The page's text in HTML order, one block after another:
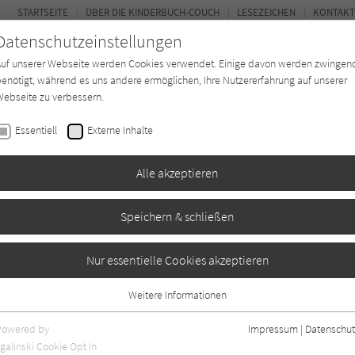
Autor*in Verlage Magazin
STARTSEITE ÜBER DIE KINDERBUCH-COUCH LESEZEICHEN KONTAKT
Mia wird getauft
unserer Webseite werden Cookies verwendet. Einige davon werden
während es uns andere ermöglichen, Ihre Nutzererfahrung auf unserer
zu verbessern.
Essentiell Externe Inhalte
Alle akzeptieren
Speichern & schließen
Nur essentielle Cookies akzeptieren
Essentielle Cookies werden für grundlegende Funktionen der Webseite
benötigt. Dadurch ist gewährleistet, dass die Webseite einwandfrei
Weitere Informationen
by
Cookie Opt In
Impressum |